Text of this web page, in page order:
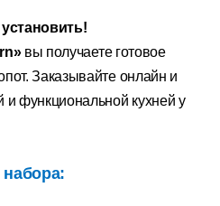
вы получаете готовое
Заказывайте онлайн и
и функциональной кухней у